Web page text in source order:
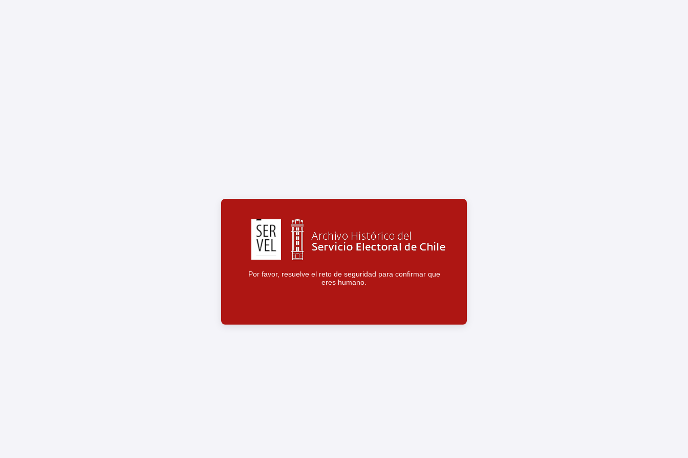
Por favor, resuelve el reto de seguridad para confirmar que
eres humano.